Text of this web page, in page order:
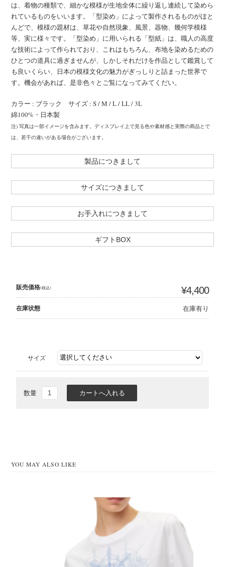
は、着物の種類で、細かな模様が生地全体に繰り返し連続して染めら
れているものをいいます。「型染め」によって製作されるものがほと
んどで、模様の題材は、草花や自然現象、風景、器物、幾何学模様
等、実に様々です。「型染め」に用いられる「型紙」は、職人の高度
な技術によって作られており、これはもちろん、布地を染めるための
ひとつの道具に過ぎませんが、しかしそれだけを作品として鑑賞して
も良いくらい、日本の模様文化の魅力がぎっしりと詰まった世界で
す。機会があれば、是非色々とご覧になってみてくだい。
カラー : ブラック サイズ : S / M / L / LL / 3L
綿100%・日本製
注) 写真は一部イメージを含みます。ディスプレイ上で見る色や素材感と実際の商品とで
は、若干の違いがある場合がございます。
製品につきまして
サイズにつきまして
お手入れにつきまして
ギフトBOX
販売価格(税込) ¥4,400
在庫状態 在庫有り
サイズ
数量
YOU MAY ALSO LIKE